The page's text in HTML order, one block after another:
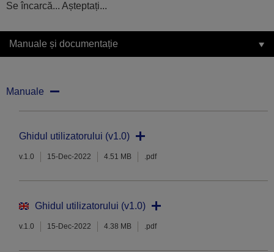
Se încarcă... Așteptați...
Manuale și documentație
Manuale
Ghidul utilizatorului (v1.0)
v.1.0 15-Dec-2022 4.51 MB .pdf
Ghidul utilizatorului (v1.0)
v.1.0 15-Dec-2022 4.38 MB .pdf